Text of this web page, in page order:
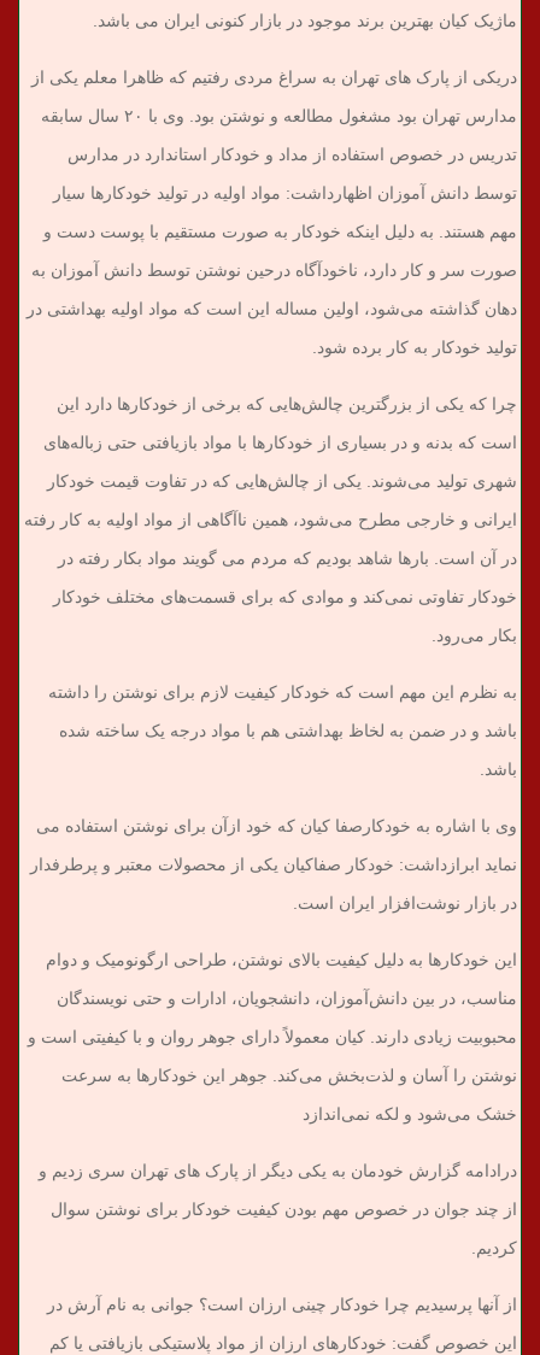
ماژیک کیان بهترین برند موجود در بازار کنونی ایران می باشد.
دریکی از پارک های تهران به سراغ مردی رفتیم که ظاهرا معلم یکی از
مدارس تهران بود مشغول مطالعه و نوشتن بود. وی با ۲۰ سال سابقه
تدریس در خصوص استفاده از مداد و خودکار استاندارد در مدارس
توسط دانش آموزان اظهارداشت: مواد اولیه در تولید خودکارها سیار
مهم هستند. به دلیل اینکه خودکار به صورت مستقیم با پوست دست و
صورت سر و کار دارد، ناخودآگاه درحین نوشتن توسط دانش آموزان به
دهان گذاشته می‌شود، اولین مساله این است که مواد اولیه بهداشتی در
تولید خودکار به کار برده شود.
چرا که یکی از بزرگترین چالش‌هایی که برخی از خودکارها دارد این
است که بدنه و در بسیاری از خودکارها با مواد بازیافتی حتی زباله‌های
شهری تولید می‌شوند. یکی از چالش‌هایی که در تفاوت قیمت خودکار
ایرانی و خارجی مطرح می‌شود، همین ناآگاهی از مواد اولیه به کار رفته
در آن است. بارها شاهد بودیم که مردم می گویند مواد بکار رفته در
خودکار تفاوتی نمی‌کند و موادی که برای قسمت‌های مختلف خودکار
بکار می‌رود.
به نظرم این مهم است که خودکار کیفیت لازم برای نوشتن را داشته
باشد و در ضمن به لخاظ بهداشتی هم با مواد درجه یک ساخته شده
باشد.
وی با اشاره به خودکارصفا کیان که خود ازآن برای نوشتن استفاده می
نماید ابرازداشت: خودکار صفاکیان یکی از محصولات معتبر و پرطرفدار
در بازار نوشت‌افزار ایران است.
این خودکارها به دلیل کیفیت بالای نوشتن، طراحی ارگونومیک و دوام
مناسب، در بین دانش‌آموزان، دانشجویان، ادارات و حتی نویسندگان
محبوبیت زیادی دارند. کیان معمولاً دارای جوهر روان و با کیفیتی است و
نوشتن را آسان و لذت‌بخش می‌کند. جوهر این خودکارها به سرعت
خشک می‌شود و لکه نمی‌اندازد
درادامه گزارش خودمان به یکی دیگر از پارک های تهران سری زدیم و
از چند جوان در خصوص مهم بودن کیفیت خودکار برای نوشتن سوال
کردیم.
از آنها پرسیدیم چرا خودکار چینی ارزان است؟ جوانی به نام آرش در
این خصوص گفت: خودکارهای ارزان از مواد پلاستیکی بازیافتی یا کم